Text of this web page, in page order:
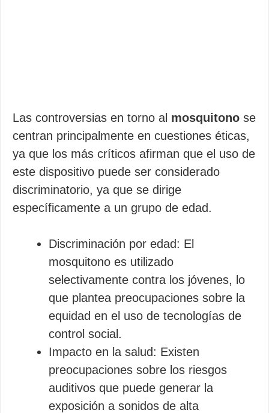
Las controversias en torno al mosquitono se
centran principalmente en cuestiones éticas,
ya que los más críticos afirman que el uso de
este dispositivo puede ser considerado
discriminatorio, ya que se dirige
específicamente a un grupo de edad.
Discriminación por edad: El
mosquitono es utilizado
selectivamente contra los jóvenes, lo
que plantea preocupaciones sobre la
equidad en el uso de tecnologías de
control social.
Impacto en la salud: Existen
preocupaciones sobre los riesgos
auditivos que puede generar la
exposición a sonidos de alta